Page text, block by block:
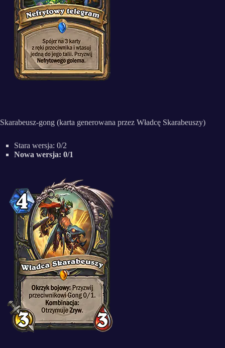
Skarabeusz-gong (karta generowana przez Władcę Skarabeuszy)
Stara wersja: 0/2
Nowa wersja: 0/1